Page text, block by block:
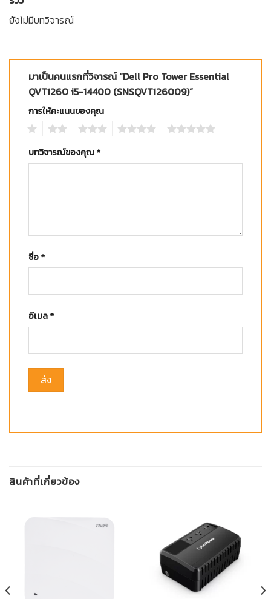
ยังไม่มีบทวิจารณ์
มาเป็นคนแรกที่วิจารณ์ “Dell Pro Tower Essential
QVT1260 i5-14400 (SNSQVT126009)”
การให้คะแนนของคุณ
บทวิจารณ์ของคุณ*
ชื่อ*
อีเมล*
สินค้าที่เกี่ยวข้อง